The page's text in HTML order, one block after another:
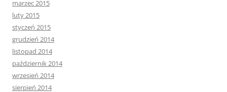
marzec 2015
luty 2015
styczeń 2015
grudzień 2014
listopad 2014
październik 2014
wrzesień 2014
sierpień 2014